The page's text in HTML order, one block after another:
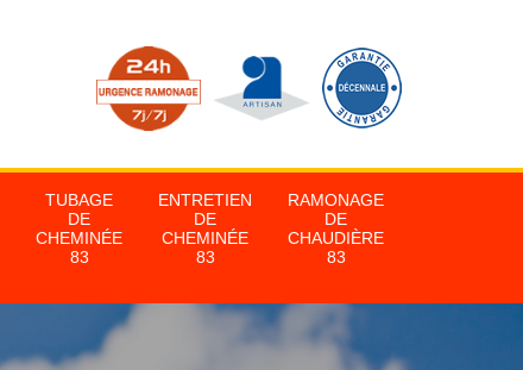
TUBAGE
DE
CHEMINÉE
83
ENTRETIEN
DE
CHEMINÉE
83
RAMONAGE
DE
CHAUDIÈRE
83